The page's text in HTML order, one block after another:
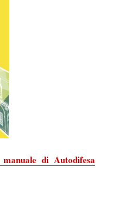
di Autodifesa